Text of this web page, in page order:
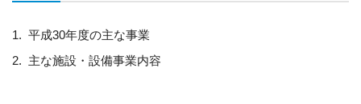
平成30年度の主な事業
主な施設・設備事業内容